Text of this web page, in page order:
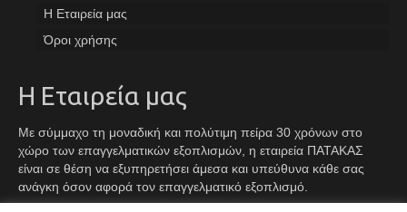
Η Εταιρεία μας
Όροι χρήσης
Η Εταιρεία μας
Με σύμμαχο τη μοναδική και πολύτιμη πείρα 30 χρόνων στο
χώρο των επαγγελματικών εξοπλισμών, η εταιρεία ΠΑΤΑΚΑΣ
είναι σε θέση να εξυπηρετήσει άμεσα και υπεύθυνα κάθε σας
ανάγκη όσον αφορά τον επαγγελματικό εξοπλισμό.